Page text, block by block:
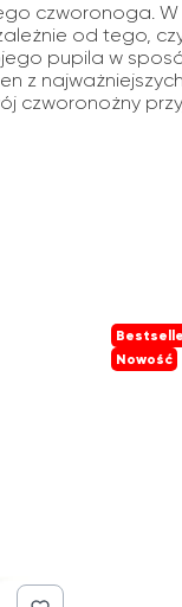
czworonoga. W
od tego,
pupila w
z
czworonożny
Nowość